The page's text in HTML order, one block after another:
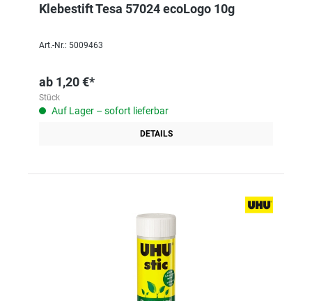
Klebestift Tesa 57024 ecoLogo 10g
Art.-Nr.: 5009463
ab 1,20 €*
Stück
Auf Lager – sofort lieferbar
DETAILS